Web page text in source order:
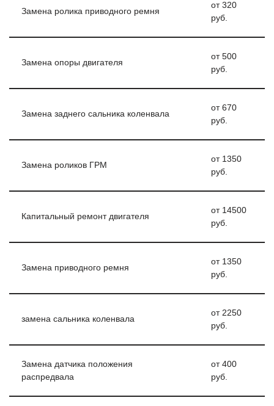
Замена ролика приводного ремня
от 320
руб.
Замена опоры двигателя
от 500
руб.
Замена заднего сальника коленвала
от 670
руб.
Замена роликов ГРМ
от 1350
руб.
Капитальный ремонт двигателя
от 14500
руб.
Замена приводного ремня
от 1350
руб.
замена сальника коленвала
от 2250
руб.
Замена датчика положения
распредвала
от 400
руб.